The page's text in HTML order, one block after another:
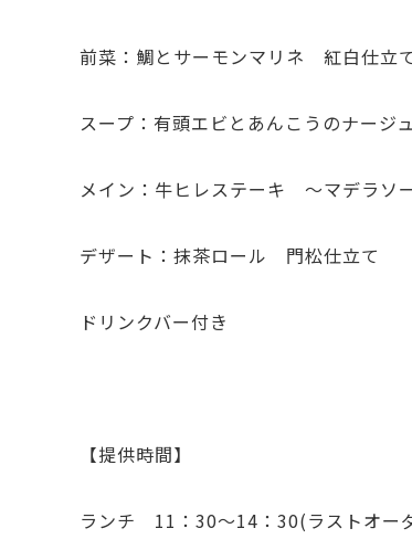
前菜：鯛とサーモンマリネ 紅白仕立
スープ：有頭エビとあんこうのナージ
メイン：牛ヒレステーキ ～マデラソ
デザート：抹茶ロール 門松仕立て
ドリンクバー付き
【提供時間】
ランチ 11：30～14：30(ラストオー